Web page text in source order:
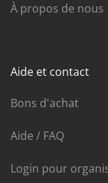
À propos de nous
Aide et contact
Bons d'achat
Aide / FAQ
Login pour